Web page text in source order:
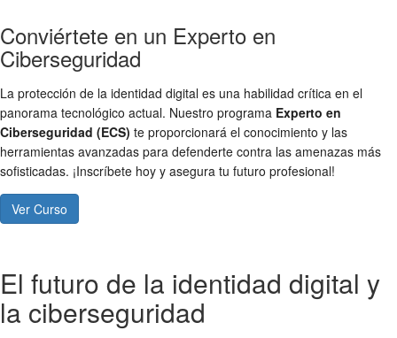
Conviértete en un Experto en
Ciberseguridad
La protección de la identidad digital es una habilidad crítica en el
panorama tecnológico actual. Nuestro programa Experto en
Ciberseguridad (ECS) te proporcionará el conocimiento y las
herramientas avanzadas para defenderte contra las amenazas más
sofisticadas. ¡Inscríbete hoy y asegura tu futuro profesional!
Ver Curso
El futuro de la identidad digital y
la ciberseguridad